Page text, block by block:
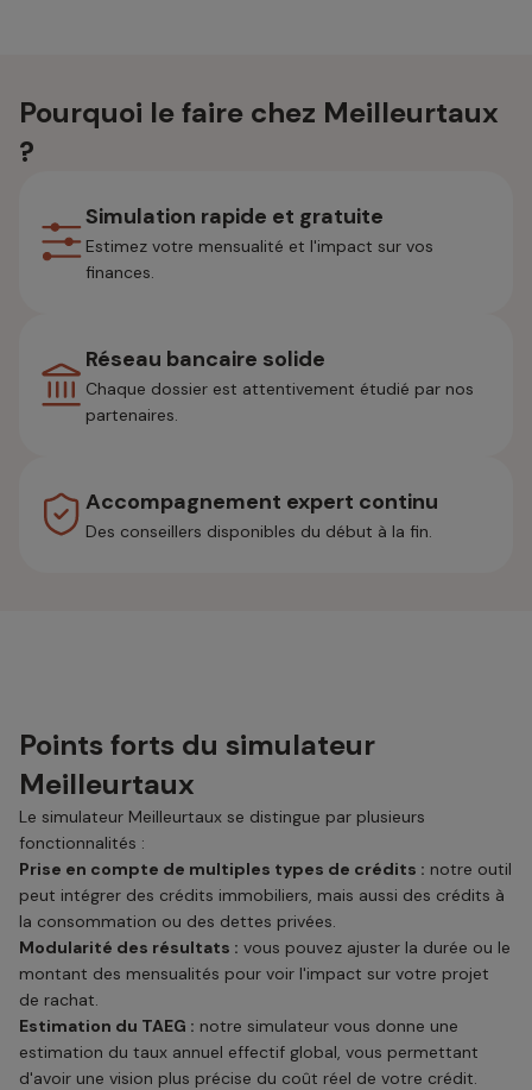
Pourquoi le faire chez Meilleurtaux
?
Simulation rapide et gratuite
Estimez votre mensualité et l'impact sur vos
finances.
Réseau bancaire solide
Chaque dossier est attentivement étudié par nos
partenaires.
Accompagnement expert continu
Des conseillers disponibles du début à la fin.
Points forts du simulateur
Meilleurtaux
Le simulateur Meilleurtaux se distingue par plusieurs
fonctionnalités :
Prise en compte de multiples types de crédits : notre outil
peut intégrer des crédits immobiliers, mais aussi des crédits à
la consommation ou des dettes privées.
Modularité des résultats : vous pouvez ajuster la durée ou le
montant des mensualités pour voir l'impact sur votre projet
de rachat.
Estimation du TAEG : notre simulateur vous donne une
estimation du taux annuel effectif global, vous permettant
d'avoir une vision plus précise du coût réel de votre crédit.